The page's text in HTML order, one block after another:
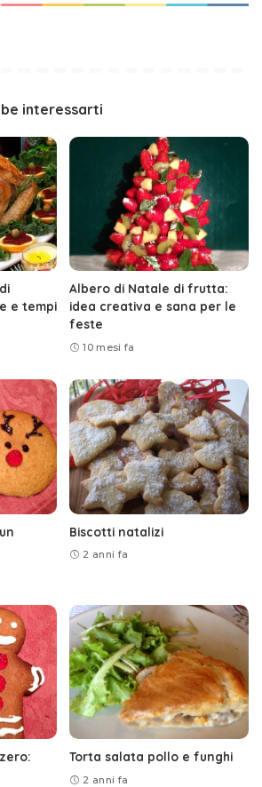
interessarti
e tempi
Albero di Natale di frutta:
idea creativa e sana per le
feste
10 mesi fa
Biscotti natalizi
2 anni fa
Torta salata pollo e funghi
2 anni fa